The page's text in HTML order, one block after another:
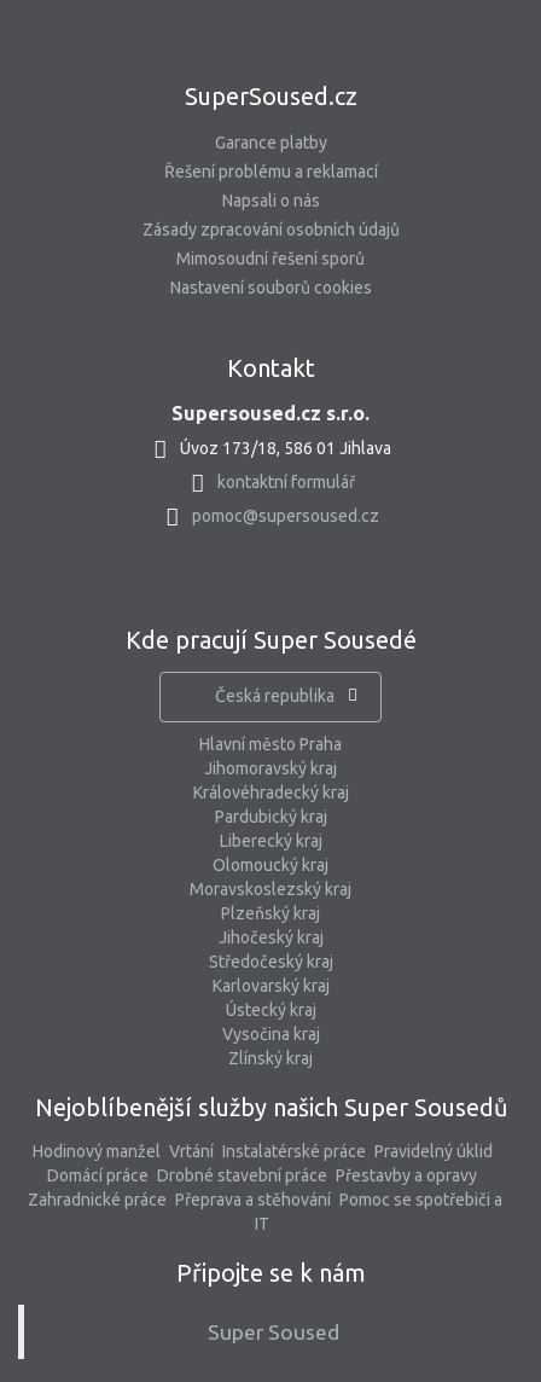
SuperSoused.cz
Garance platby
Řešení problému a reklamací
Napsali o nás
Zásady zpracování osobních údajů
Mimosoudní řešení sporů
Nastavení souborů cookies
Kontakt
Supersoused.cz s.r.o.
Úvoz 173/18, 586 01 Jihlava
kontaktní formulář
pomoc@supersoused.cz
Kde pracují Super Sousedé
Česká republika
Hlavní město Praha
Jihomoravský kraj
Královéhradecký kraj
Pardubický kraj
Liberecký kraj
Olomoucký kraj
Moravskoslezský kraj
Plzeňský kraj
Jihočeský kraj
Středočeský kraj
Karlovarský kraj
Ústecký kraj
Vysočina kraj
Zlínský kraj
Nejoblíbenější služby našich Super Sousedů
Hodinový manžel Vrtání Instalatérské práce Pravidelný úklid
Domácí práce Drobné stavební práce Přestavby a opravy
Zahradnické práce Přeprava a stěhování Pomoc se spotřebiči a
IT
Připojte se k nám
Super Soused